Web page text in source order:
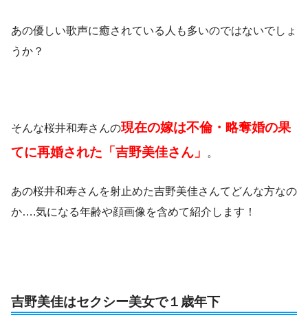
あの優しい歌声に癒されている人も多いのではないでしょ
うか？
そんな桜井和寿さんの現在の嫁は不倫・略奪婚の果
てに再婚された「吉野美佳さん」
。
あの桜井和寿さんを射止めた吉野美佳さんてどんな方なの
か….気になる年齢や顔画像を含めて紹介します！
吉野美佳はセクシー美女で１歳年下